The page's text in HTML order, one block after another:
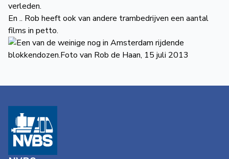
verleden.
En .. Rob heeft ook van andere trambedrijven een aantal
films in petto.